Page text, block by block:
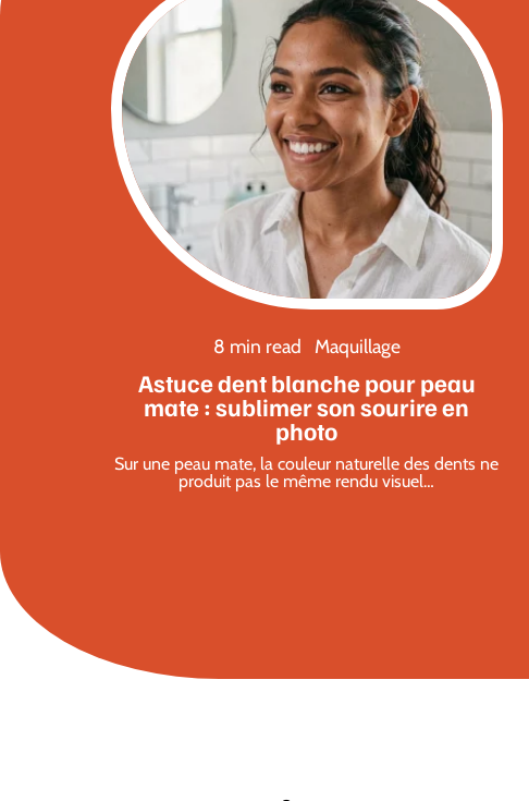
8 min read Maquillage
Astuce dent blanche pour peau
mate : sublimer son sourire en
photo
Sur une peau mate, la couleur naturelle des dents ne
produit pas le même rendu visuel…